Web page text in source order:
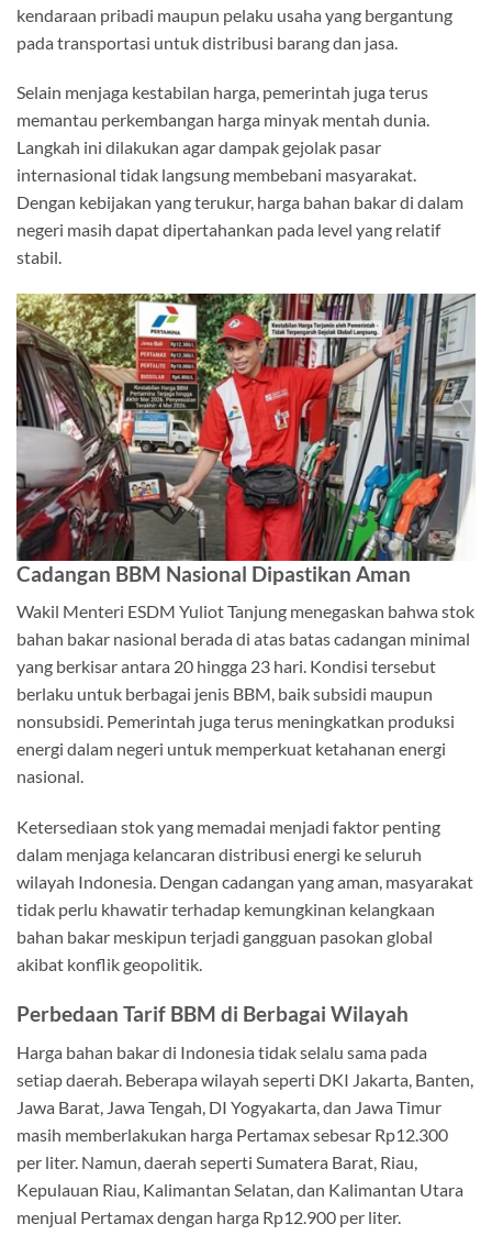
kendaraan pribadi maupun pelaku usaha yang bergantung
pada transportasi untuk distribusi barang dan jasa.
Selain menjaga kestabilan harga, pemerintah juga terus
memantau perkembangan harga minyak mentah dunia.
Langkah ini dilakukan agar dampak gejolak pasar
internasional tidak langsung membebani masyarakat.
Dengan kebijakan yang terukur, harga bahan bakar di dalam
negeri masih dapat dipertahankan pada level yang relatif
stabil.
Cadangan BBM Nasional Dipastikan Aman
Wakil Menteri ESDM Yuliot Tanjung menegaskan bahwa stok
bahan bakar nasional berada di atas batas cadangan minimal
yang berkisar antara 20 hingga 23 hari. Kondisi tersebut
berlaku untuk berbagai jenis BBM, baik subsidi maupun
nonsubsidi. Pemerintah juga terus meningkatkan produksi
energi dalam negeri untuk memperkuat ketahanan energi
nasional.
Ketersediaan stok yang memadai menjadi faktor penting
dalam menjaga kelancaran distribusi energi ke seluruh
wilayah Indonesia. Dengan cadangan yang aman, masyarakat
tidak perlu khawatir terhadap kemungkinan kelangkaan
bahan bakar meskipun terjadi gangguan pasokan global
akibat konflik geopolitik.
Perbedaan Tarif BBM di Berbagai Wilayah
Harga bahan bakar di Indonesia tidak selalu sama pada
setiap daerah. Beberapa wilayah seperti DKI Jakarta, Banten,
Jawa Barat, Jawa Tengah, DI Yogyakarta, dan Jawa Timur
masih memberlakukan harga Pertamax sebesar Rp12.300
per liter. Namun, daerah seperti Sumatera Barat, Riau,
Kepulauan Riau, Kalimantan Selatan, dan Kalimantan Utara
menjual Pertamax dengan harga Rp12.900 per liter.